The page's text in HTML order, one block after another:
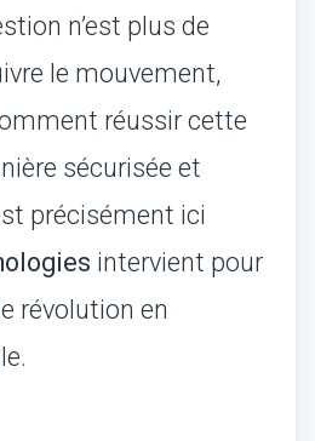
n’est plus de
le mouvement,
réussir cette
sécurisée et
précisément ici
intervient pour
révolution en